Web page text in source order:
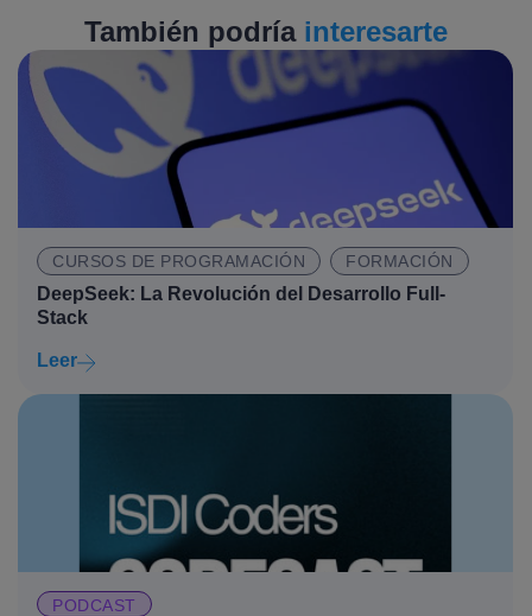
También podría interesarte
CURSOS DE PROGRAMACIÓN FORMACIÓN
DeepSeek: La Revolución del Desarrollo Full-
Stack
Leer
PODCAST